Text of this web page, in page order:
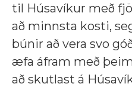
til Húsavíkur með
að minnsta kosti,
búnir að vera svo
æfa áfram með
að skutlast á